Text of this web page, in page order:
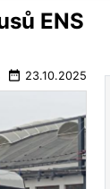
ENS
date_range 23.10.2025